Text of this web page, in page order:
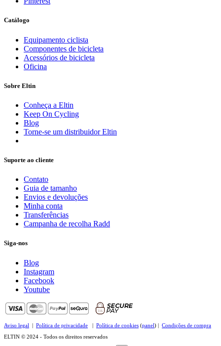
Catálogo
Equipamento ciclista
Componentes de bicicleta
Acessórios de bicicleta
Oficina
Sobre Eltin
Conheça a Eltin
Keep On Cycling
Blog
Torne-se um distribuidor Eltin
Suporte ao cliente
Contato
Guia de tamanho
Envios e devoluções
Minha conta
Transferências
Campanha de recolha Radd
Siga-nos
Blog
Instagram
Facebook
Youtube
Aviso legal | Política de privacidade | Política de cookies (panel) | Condições de compra
ELTIN © 2024 - Todos os direitos reservados